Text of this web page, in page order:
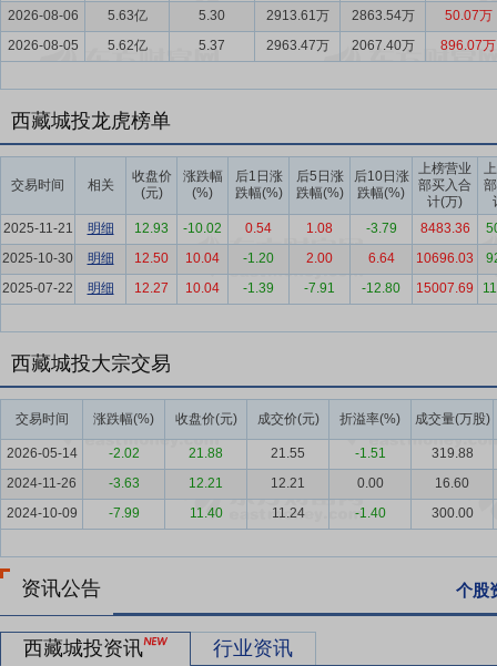
8.7%，新建商品房销售额同比下降12.6%，降幅较2024年全年分别
苏筑底期，政策托底效应持续显现，2026年市场有望逐步探底企稳。
要点5： 丰富的行业经验
园、和源名邸、和源祥邸、和源企业广场、彭浦十期、桥东二期等20
司在业内树立了良好的品牌形象。同时，公司在上海市旧城改造重点
佘山玺樾项目从“翠山环抱，碧水为玺，道樾似锦”的概念推演而来，
要点6：专业的管理团队
公司依托上海人才优势，形成了一支稳定
称，公司董事长陈卫东先生、总经理曾云先生、副总经理唐耀琪先生
务专长，高层次、高素质的管理和经营团队为公司经营和发展提供了
被授权使用洲际集团的预订系统和注册商标，对酒店的服务质量和管
队成员均为从事商业地产和零售业多年的业界人士，对商业市场发展
和多元化的服务，助推项目在行业领域的成功发展。
要点7：准确的市场战略定位
公司拥有十多年的房地产开发与旧城改
场形象，也为公司带来了更多发展机会。一方面公司依托静安区旧城
整体规划，将旧城改造、保障性住房建设与普通商品房开发有机结合
凸显自身的核心竞争力，不断做大做强公司主营业务。另一方面在巩
展要求，布局西咸新区和泉州等“一带一路”战略重要节点城市和国家
带来的业绩波动，有利于保持公司业务规模和盈利能力的稳定性。
2800万吨（储量中型），硼（以三氧化二硼）330万吨（储量中型）
生、李武为顾问，组建了自己的盐湖研发部门，经过近几年的工业化
个提锂技术的中试项目均已通过了科技成果评价会，同时公司持续与
2026-08-06
5.63亿 5.30 2913.61万 2863.54万
50.07万
2026-08-05
5.62亿 5.37 2963.47万 2067.40万 896.07万
西藏城投龙虎榜单
交易时间 相关
收盘价
(元)
涨跌幅
(%)
后1日涨
跌幅(%)
后5日涨
跌幅(%)
后10日涨
跌幅(%)
上榜营业
部买入合
计(万)
2025-11-21
明细 12.93 -10.02 0.54 1.08 -3.79 8483.36
2025-10-30
明细 12.50 10.04 -1.20 2.00 6.64 10696.03
2025-07-22
明细 12.27 10.04 -1.39 -7.91 -12.80 15007.69
西藏城投大宗交易
交易时间 涨跌幅(%) 收盘价(元) 成交价(元) 折溢率(%) 成交量(万股)
2026-05-14 -2.02 21.88 21.55 -1.51
319.88
2024-11-26
-3.63 12.21 12.21 0.00
16.60
2024-10-09
-7.99 11.40 11.24 -1.40 300.00
资讯公告 个股
西藏城投资讯 行业资讯